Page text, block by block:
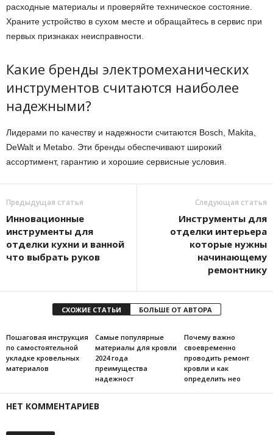
расходные материалы и проверяйте техническое состояние.
Храните устройство в сухом месте и обращайтесь в сервис при
первых признаках неисправности.
Какие бренды электромеханических
инструментов считаются наиболее
надежными?
Лидерами по качеству и надежности считаются Bosch, Makita,
DeWalt и Metabo. Эти бренды обеспечивают широкий
ассортимент, гарантию и хорошие сервисные условия.
Предыдущая статья
Инновационные
инструменты для
отделки кухни и ванной
что выбрать руков
Следующая статья
Инструменты для
отделки интерьера
которые нужны
начинающему
ремонтнику
СХОЖИЕ СТАТЬИ БОЛЬШЕ ОТ АВТОРА
Пошаговая инструкция
по самостоятельной
укладке кровельных
материалов
Самые популярные
материалы для кровли
2024 года
преимущества
надежност
Почему важно
своевременно
проводить ремонт
кровли и как
определить нео
НЕТ КОММЕНТАРИЕВ